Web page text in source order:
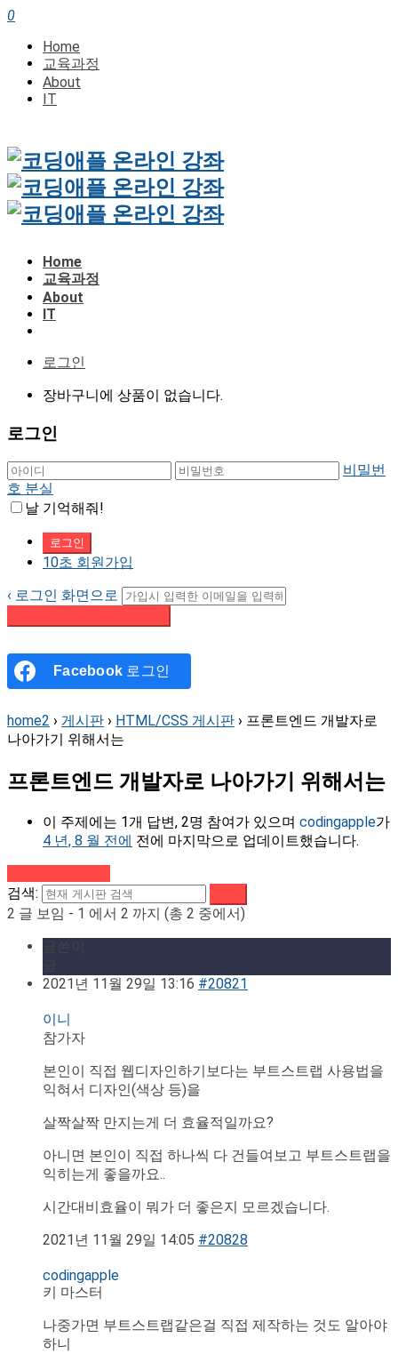
0
Home
교육과정
About
IT
Home
교육과정
About
IT
로그인
장바구니에 상품이 없습니다.
로그인
비밀번
호 분실
날 기억해줘!
10초 회원가입
‹ 로그인 화면으로
Facebook 로그인
home2 › 게시판 › HTML/CSS 게시판 › 프론트엔드 개발자로
나아가기 위해서는
프론트엔드 개발자로 나아가기 위해서는
이 주제에는 1개 답변, 2명 참여가 있으며 codingapple가
4 년, 8 월 전에 전에 마지막으로 업데이트했습니다.
검색:
2 글 보임 - 1 에서 2 까지 (총 2 중에서)
2021년 11월 29일 13:16 #20821
이니
참가자
본인이 직접 웹디자인하기보다는 부트스트랩 사용법을
익혀서 디자인(색상 등)을
살짝살짝 만지는게 더 효율적일까요?
아니면 본인이 직접 하나씩 다 건들여보고 부트스트랩을
익히는게 좋을까요..
시간대비효율이 뭐가 더 좋은지 모르겠습니다.
2021년 11월 29일 14:05 #20828
codingapple
키 마스터
나중가면 부트스트랩같은걸 직접 제작하는 것도 알아야
하니